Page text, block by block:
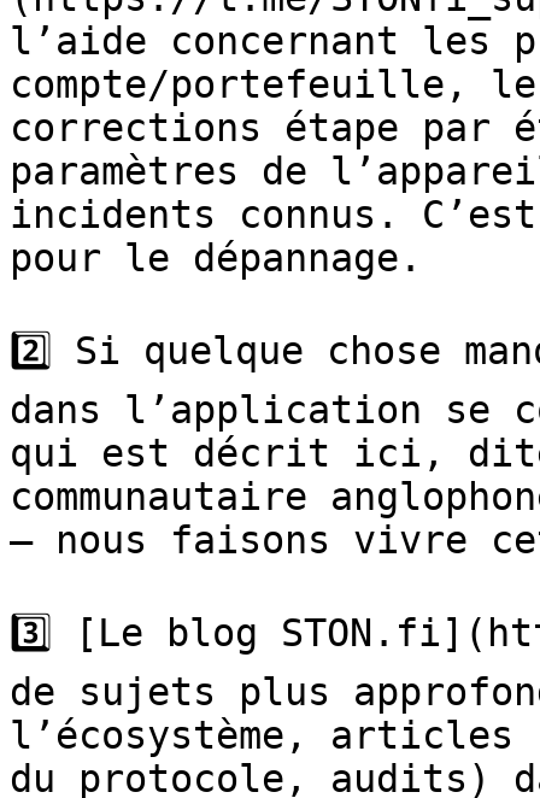
l’aide concernant les
compte/portefeuille,
corrections étape par
paramètres de
incidents connus.
pour le dépannage.
2️⃣ Si quelque chose
dans l’application se
qui est décrit ici,
communautaire
— nous faisons vivre
3️⃣ [Le blog
de sujets plus
l’écosystème,
du protocole, audits)